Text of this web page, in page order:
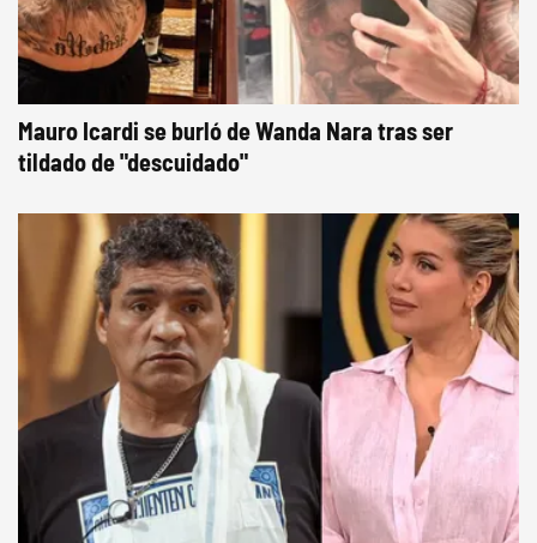
Mauro Icardi se burló de Wanda Nara tras ser
tildado de "descuidado"